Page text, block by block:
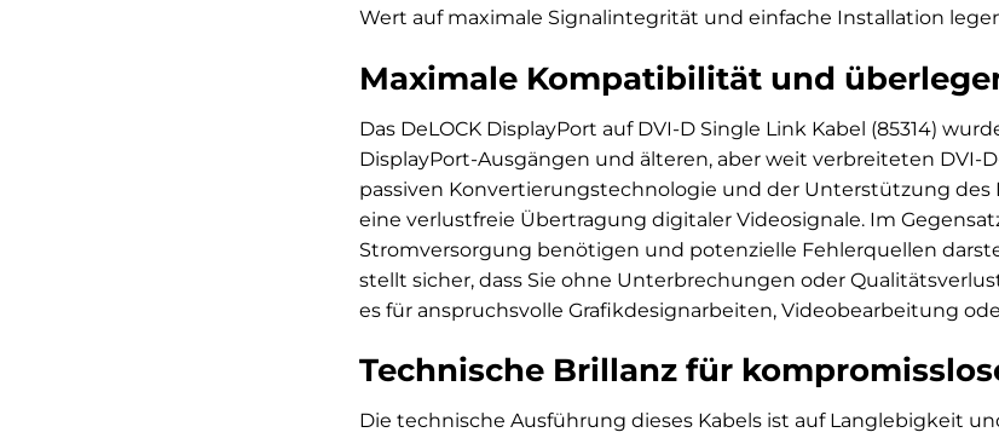
Wert auf maximale Signalintegrität und einfache Installation
Maximale Kompatibilität und
Das DeLOCK DisplayPort auf DVI-D Single Link Kabel (85314)
DisplayPort-Ausgängen und älteren, aber weit verbreiteten DVI-
passiven Konvertierungstechnologie und der Unterstützung des
eine verlustfreie Übertragung digitaler Videosignale. Im
Stromversorgung benötigen und potenzielle Fehlerquellen
stellt sicher, dass Sie ohne Unterbrechungen oder
es für anspruchsvolle Grafikdesignarbeiten, Videobearbeitung
Technische Brillanz für
Die technische Ausführung dieses Kabels ist auf Langlebigkeit